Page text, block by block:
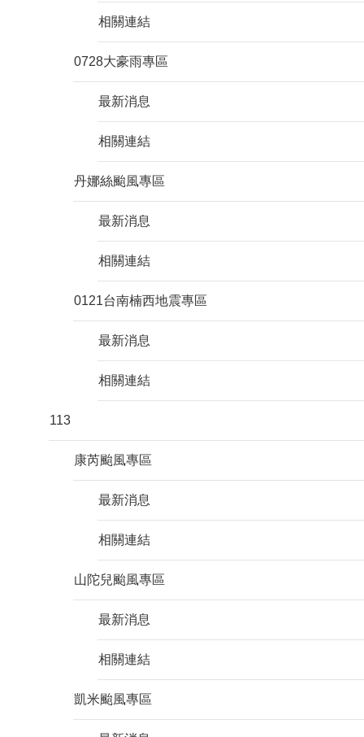
相關連結
0728大豪雨專區
最新消息
相關連結
丹娜絲颱風專區
最新消息
相關連結
0121台南楠西地震專區
最新消息
相關連結
113
康芮颱風專區
最新消息
相關連結
山陀兒颱風專區
最新消息
相關連結
凱米颱風專區